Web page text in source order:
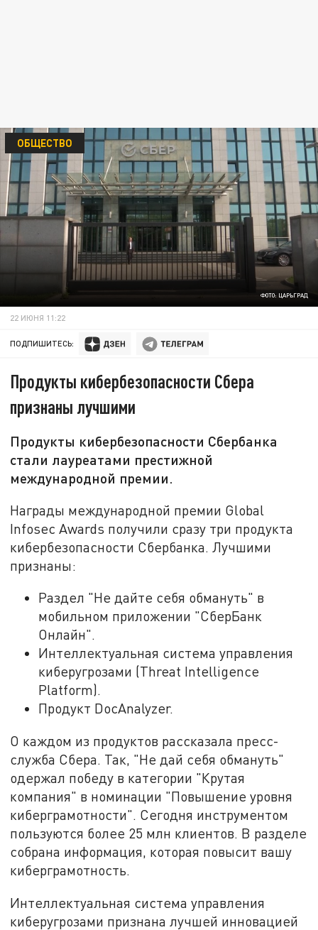
ФОТО: ЦАРЬГРАД
ОБЩЕСТВО
22 ИЮНЯ 11:22
ПОДПИШИТЕСЬ:
Продукты кибербезопасности Сбера
признаны лучшими
Продукты кибербезопасности Сбербанка
стали лауреатами престижной
международной премии.
Награды международной премии Global
Infosec Awards получили сразу три продукта
кибербезопасности Сбербанка. Лучшими
признаны:
Раздел "Не дайте себя обмануть" в
мобильном приложении "СберБанк
Онлайн".
Интеллектуальная система управления
киберугрозами (Threat Intelligence
Platform).
Продукт DocAnalyzer.
О каждом из продуктов рассказала пресс-
служба Сбера. Так, "Не дай себя обмануть"
одержал победу в категории "Крутая
компания" в номинации "Повышение уровня
киберграмотности". Сегодня инструментом
пользуются более 25 млн клиентов. В разделе
собрана информация, которая повысит вашу
киберграмотность.
Интеллектуальная система управления
киберугрозами признана лучшей инновацией